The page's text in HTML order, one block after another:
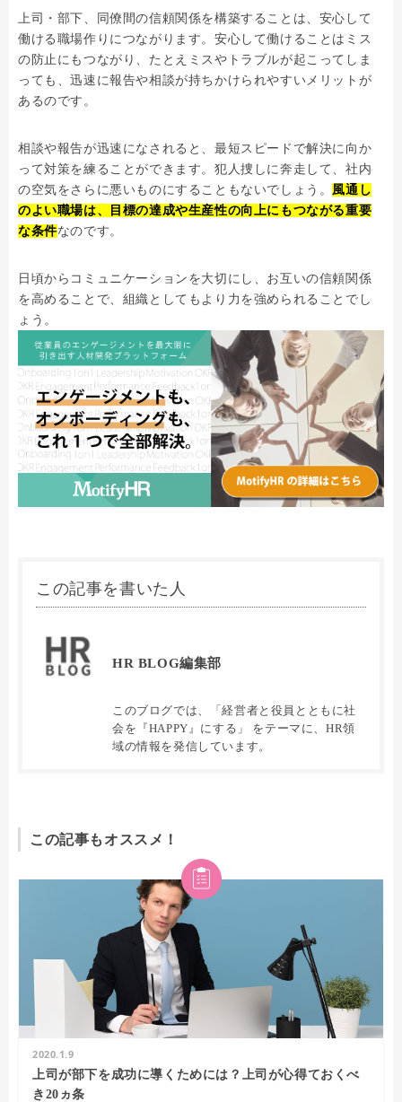
上司・部下、同僚間の信頼関係を構築することは、安心して
働ける職場作りにつながります。安心して働けることはミス
の防止にもつながり、たとえミスやトラブルが起こってしま
っても、迅速に報告や相談が持ちかけられやすいメリットが
あるのです。
相談や報告が迅速になされると、最短スピードで解決に向か
って対策を練ることができます。犯人捜しに奔走して、社内
の空気をさらに悪いものにすることもないでしょう。 風通し
のよい職場は、目標の達成や生産性の向上にもつながる重要
な条件なのです。
日頃からコミュニケーションを大切にし、お互いの信頼関係
を高めることで、組織としてもより力を強められることでし
ょう。
この記事を書いた人
HR BLOG編集部
このブログでは、「経営者と役員とともに社
会を『HAPPY』にする」 をテーマに、HR領
域の情報を発信しています。
この記事もオススメ！
2020.1.9
上司が部下を成功に導くためには？上司が心得ておくべ
き20ヵ条